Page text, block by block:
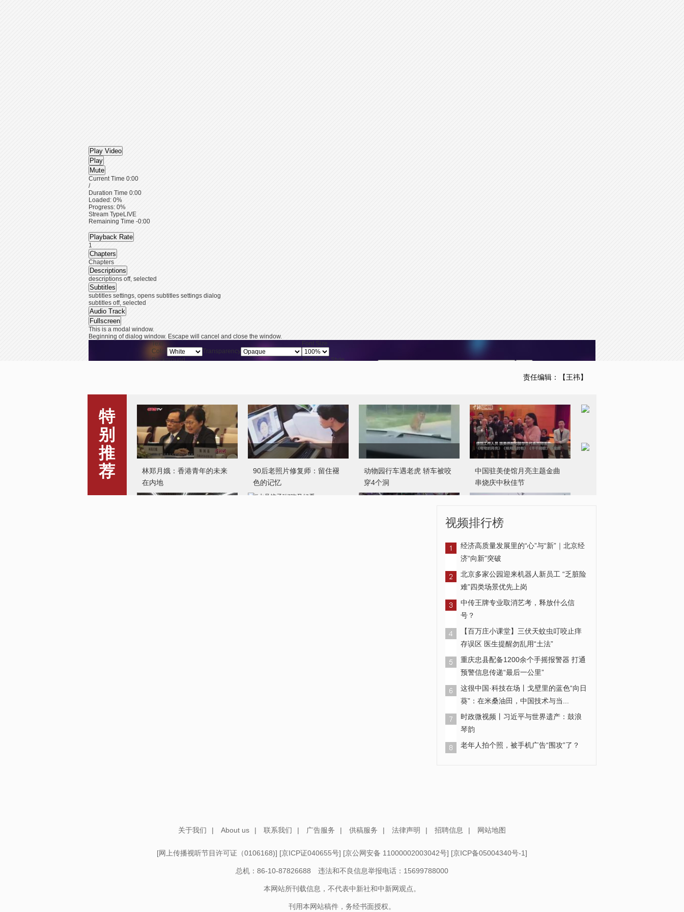
Play Video
Play
Mute
Current Time 0:00
/
Duration Time 0:00
Loaded : 0%
Progress: 0%
Stream Type LIVE
Remaining Time -0:00
Playback Rate
1
Chapters
Chapters
Descriptions
descriptions off, selected
Subtitles
subtitles settings, opens subtitles settings dialog
subtitles off, selected
Audio Track
Fullscreen
This is a modal window.
Beginning of dialog window. Escape will cancel and close the window.
Text
Color
Transparency
Background
Font Size
Text Edge Style
责任编辑：【王祎】
特
别
推
荐
在内地
色的记忆
穿4个洞
串烧庆中秋佳节
垃圾分类歌唱给你听
“水晶饺子”好吃又好看
看内蒙古花式莜面美食
大兴安岭砍都河国家湿地公
视频排行榜
经济高质量发展里的“心”与“新”｜北京经
济“向新”突破
北京多家公园迎来机器人新员工 “乏脏险
难”四类场景优先上岗
中传王牌专业取消艺考，释放什么信
号？
【百万庄小课堂】三伏天蚊虫叮咬止痒
存误区 医生提醒勿乱用“土法”
重庆忠县配备1200余个手摇报警器 打通
预警信息传递“最后一公里”
这很中国·科技在场丨戈壁里的蓝色“向日
葵”：在米桑油田，中国技术与当...
时政微视频丨习近平与世界遗产：鼓浪
琴韵
老年人拍个照，被手机广告“围攻”了？
关于我们
| About us | 联系我们 | 广告服务 | 供稿服务 | 法律声明 | 招聘信息 | 网站地图
[网上传播视听节目许可证（0106168)] [京ICP证040655号] [京公网安备 11000002003042号] [京ICP备05004340号-1]
总机：86-10-87826688 违法和不良信息举报电话：15699788000
本网站所刊载信息，不代表中新社和中新网观点。
刊用本网站稿件，务经书面授权。